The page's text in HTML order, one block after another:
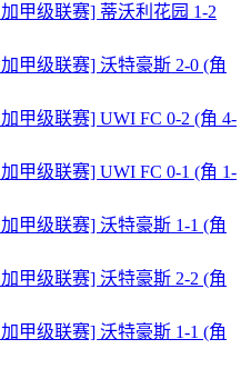
加甲级联赛] 蒂沃利花园 1-2
甲级联赛] 沃特豪斯 2-0 (角
甲级联赛] UWI FC 0-2 (角 4-
甲级联赛] UWI FC 0-1 (角 1-
甲级联赛] 沃特豪斯 1-1 (角
甲级联赛] 沃特豪斯 2-2 (角
甲级联赛] 沃特豪斯 1-1 (角